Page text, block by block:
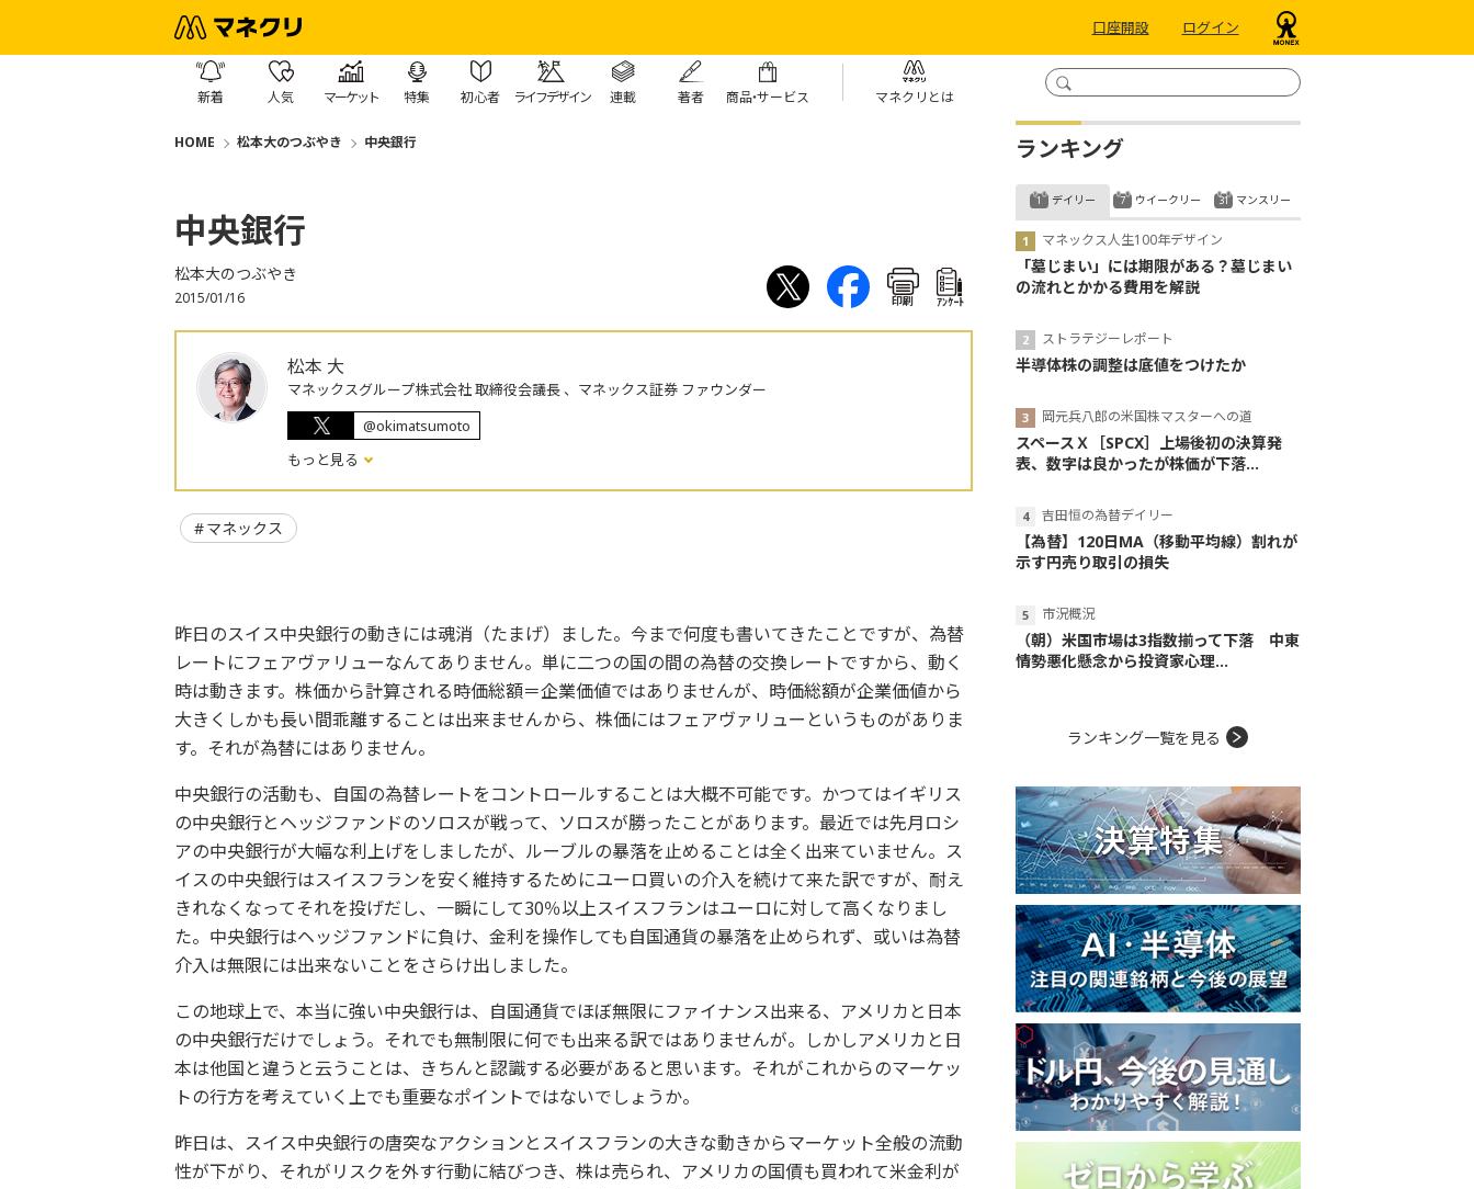
口座開設 ログイン
新着 人気 マーケット 特集 初心者 ライフデザイン 連載 著者 商品・サービス マネクリとは
HOME 松本大のつぶやき 中央銀行
中央銀行
松本大のつぶやき
2015/01/16 印刷 ｱﾝｹｰﾄ
松本 大
マネックスグループ株式会社 取締役会議長 、マネックス証券 ファウンダー
@okimatsumoto
もっと見る
マネックス
昨日のスイス中央銀行の動きには魂消（たまげ）ました。今まで何度も書いてきたことですが、為替
レートにフェアヴァリューなんてありません。単に二つの国の間の為替の交換レートですから、動く
時は動きます。株価から計算される時価総額＝企業価値ではありませんが、時価総額が企業価値から
大きくしかも長い間乖離することは出来ませんから、株価にはフェアヴァリューというものがありま
す。それが為替にはありません。
中央銀行の活動も、自国の為替レートをコントロールすることは大概不可能です。かつてはイギリス
の中央銀行とヘッジファンドのソロスが戦って、ソロスが勝ったことがあります。最近では先月ロシ
アの中央銀行が大幅な利上げをしましたが、ルーブルの暴落を止めることは全く出来ていません。ス
イスの中央銀行はスイスフランを安く維持するためにユーロ買いの介入を続けて来た訳ですが、耐え
きれなくなってそれを投げだし、一瞬にして30％以上スイスフランはユーロに対して高くなりまし
た。中央銀行はヘッジファンドに負け、金利を操作しても自国通貨の暴落を止められず、或いは為替
介入は無限には出来ないことをさらけ出しました。
この地球上で、本当に強い中央銀行は、自国通貨でほぼ無限にファイナンス出来る、アメリカと日本
の中央銀行だけでしょう。それでも無制限に何でも出来る訳ではありませんが。しかしアメリカと日
本は他国と違うと云うことは、きちんと認識する必要があると思います。それがこれからのマーケッ
トの行方を考えていく上でも重要なポイントではないでしょうか。
昨日は、スイス中央銀行の唐突なアクションとスイスフランの大きな動きからマーケット全般の流動
性が下がり、それがリスクを外す行動に結びつき、株は売られ、アメリカの国債も買われて米金利が
ランキング
デイリー
マネックス人生100年デザイン
「墓じまい」には期限がある？墓じまい
の流れとかかる費用を解説
ストラテジーレポート
半導体株の調整は底値をつけたか
岡元兵八郎の米国株マスターへの道
スペースＸ［SPCX］上場後初の決算発
表、数字は良かったが株価が下落...
吉田恒の為替デイリー
【為替】120日MA（移動平均線）割れが
示す円売り取引の損失
市況概況
（朝）米国市場は3指数揃って下落 中東
情勢悪化懸念から投資家心理...
ウイークリー マンスリー
ランキング一覧を見る